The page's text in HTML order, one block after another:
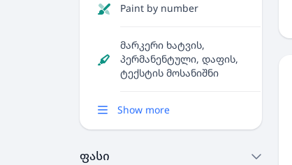
Paint by number
მარკერი ხატვის,
პერმანენტული, დაფის,
ტექსტის მოსანიშნი
Show more
ფასი